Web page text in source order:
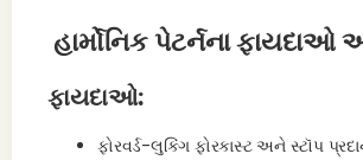
હાર્મોનિક પેટર્નના
ફાયદાઓ:
ફોરવર્ડ-લુકિંગ ફોરકાસ્ટ અને સ્ટૉપ